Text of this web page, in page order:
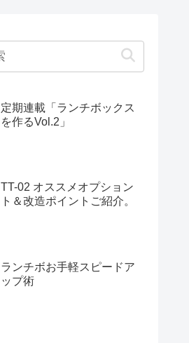
定期連載「ランチボックス
を作るVol.2」
TT-02 オススメオプション
ト＆改造ポイントご紹介。
ランチボお手軽スピードア
ップ術